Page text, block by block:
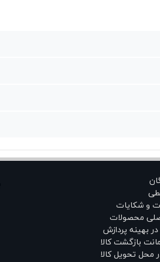
و شکایات
محصولات
بهینه پردازش
بازگشت کالا
محل تحویل کالا